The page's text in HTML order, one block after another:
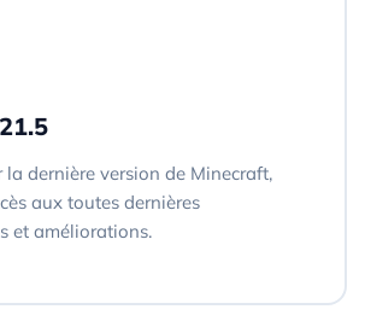
la dernière version de Minecraft,
aux toutes dernières
et améliorations.